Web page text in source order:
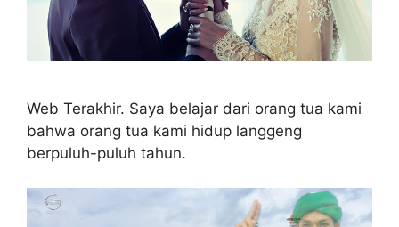
Web Terakhir. Saya belajar dari orang tua kami
bahwa orang tua kami hidup langgeng
berpuluh-puluh tahun.